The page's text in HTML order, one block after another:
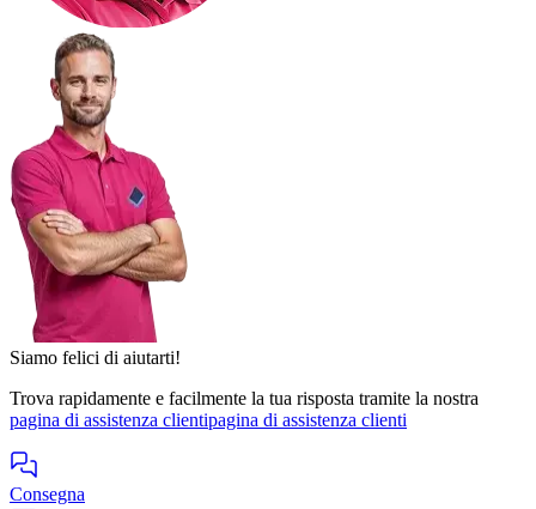
Siamo felici di aiutarti!
Trova rapidamente e facilmente la tua risposta tramite la nostra
pagina di assistenza clientipagina di assistenza clienti
Consegna